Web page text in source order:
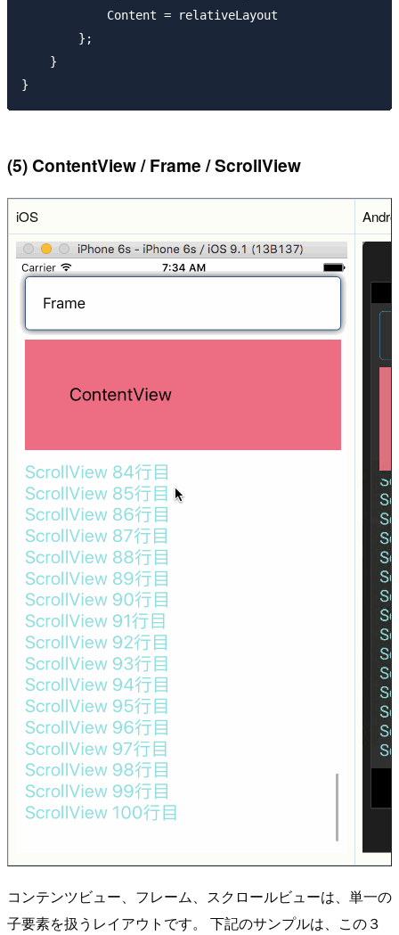
            Content = relativeLayout
        };
    }
(5) ContentView / Frame / ScrollView
iOS
コンテンツビュー、フレーム、スクロールビューは、単一の
子要素を扱うレイアウトです。 下記のサンプルは、この３